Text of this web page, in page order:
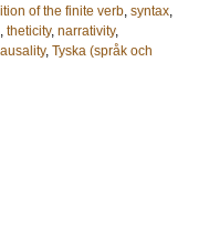
of the finite verb, syntax,
, theticity, narrativity,
, Tyska (språk och